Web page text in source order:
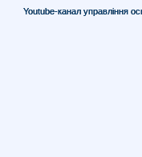
Youtube-канал управління